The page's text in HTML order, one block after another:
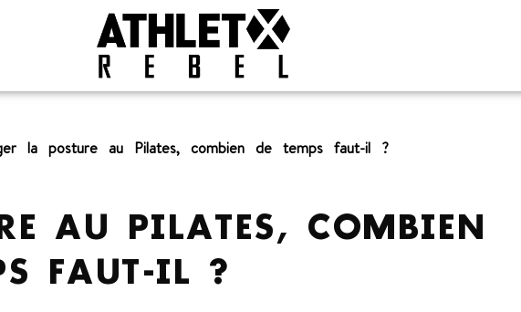
la posture au Pilates, combien de temps faut-il ?
AU PILATES, COMBIEN
FAUT-IL ?